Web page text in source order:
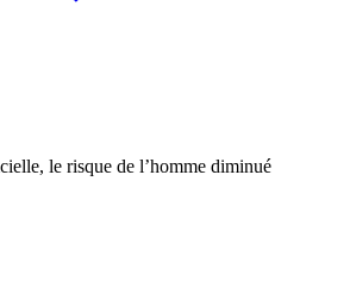
le risque de l’homme diminué